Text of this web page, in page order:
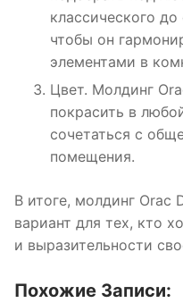
классического
чтобы он
элементами в
Цвет. Молдинг
покрасить в
сочетаться с
помещения.
В итоге, молдинг Orac
вариант для тех, кто
и выразительности
Похожие Записи: